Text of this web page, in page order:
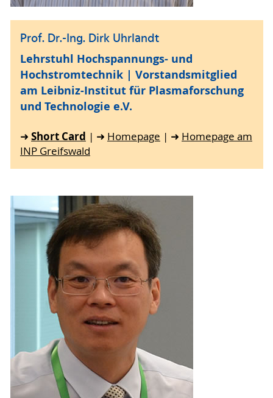
Prof. Dr.-Ing. Dirk Uhrlandt
Lehrstuhl Hochspannungs- und
Hochstromtechnik | Vorstandsmitglied
am Leibniz-Institut für Plasmaforschung
und Technologie e.V.
➜ Short Card | ➜ Homepage | ➜ Homepage am
INP Greifswald